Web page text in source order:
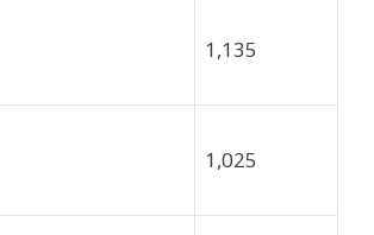
1,135
1,025